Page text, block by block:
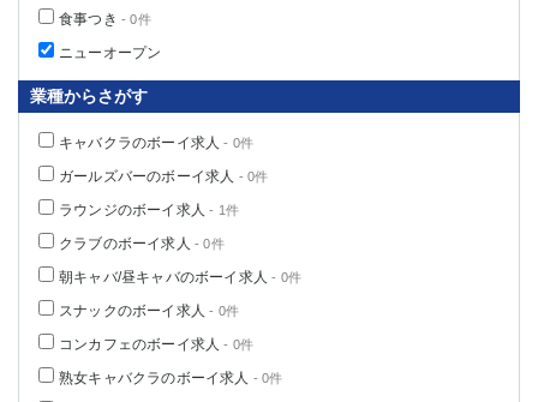
食事つき - 0件
ニューオープン
業種からさがす
キャバクラのボーイ求人 - 0件
ガールズバーのボーイ求人 - 0件
ラウンジのボーイ求人 - 1件
クラブのボーイ求人 - 0件
朝キャバ/昼キャバのボーイ求人 - 0件
スナックのボーイ求人 - 0件
コンカフェのボーイ求人 - 0件
熟女キャバクラのボーイ求人 - 0件
西船橋
柏（西口）
柏（東口）
八千代台
本八幡
東金
浦安
栃木県
宇都宮
小山
東武宇都宮（宇都宮西口）
茨城県